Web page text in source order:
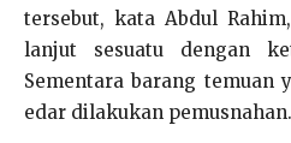
tersebut, kata Abdul
lanjut sesuatu dengan
Sementara barang
edar dilakukan pemusnahan.